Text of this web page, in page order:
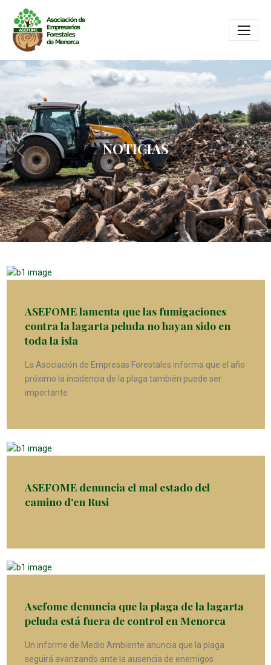
NOTICIAS
Previous Next
ASEFOME lamenta que las fumigaciones
contra la lagarta peluda no hayan sido en
toda la isla
La Asociación de Empresas Forestales informa que el año
próximo la incidencia de la plaga también puede ser
importante
ASEFOME denuncia el mal estado del
camino d'en Rusi
Asefome denuncia que la plaga de la lagarta
peluda está fuera de control en Menorca
Un informe de Medio Ambiente anuncia que la plaga
seguirá avanzando ante la ausencia de enemigos